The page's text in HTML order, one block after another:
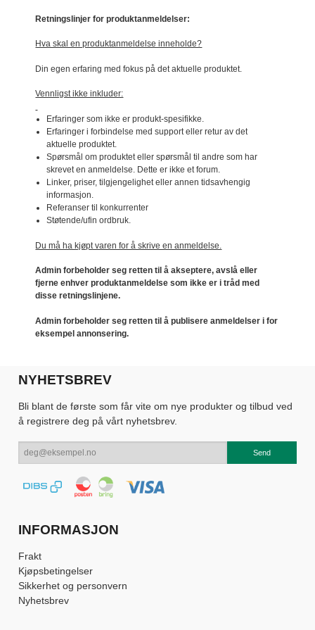
Retningslinjer for produktanmeldelser:
Hva skal en produktanmeldelse inneholde?
Din egen erfaring med fokus på det aktuelle produktet.
Vennligst ikke inkluder:
Erfaringer som ikke er produkt-spesifikke.
Erfaringer i forbindelse med support eller retur av det
aktuelle produktet.
Spørsmål om produktet eller spørsmål til andre som har
skrevet en anmeldelse. Dette er ikke et forum.
Linker, priser, tilgjengelighet eller annen tidsavhengig
informasjon.
Referanser til konkurrenter
Støtende/ufin ordbruk.
Du må ha kjøpt varen for å skrive en anmeldelse.
Admin forbeholder seg retten til å akseptere, avslå eller
fjerne enhver produktanmeldelse som ikke er i tråd med
disse retningslinjene.
Admin forbeholder seg retten til å publisere anmeldelser i for
eksempel annonsering.
NYHETSBREV
Bli blant de første som får vite om nye produkter og tilbud ved
å registrere deg på vårt nyhetsbrev.
INFORMASJON
Frakt
Kjøpsbetingelser
Sikkerhet og personvern
Nyhetsbrev